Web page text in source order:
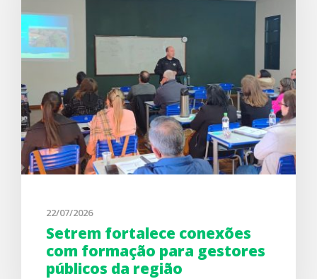
22/07/2026
Setrem fortalece conexões
com formação para gestores
públicos da região